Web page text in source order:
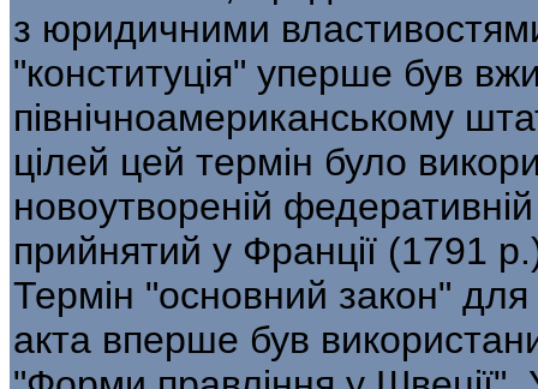
з юридичними
"конституція" уперше був
північноамериканському
цілей цей термін було
новоутвореній
прийнятий у Франції (1791
Термін "основний закон" для
акта вперше був